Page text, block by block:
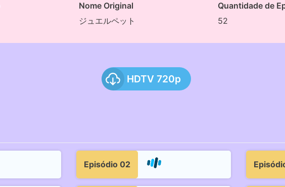
Nome Original
ジュエルペット
Quantidade de
52
HDTV 720p
Episódio 02